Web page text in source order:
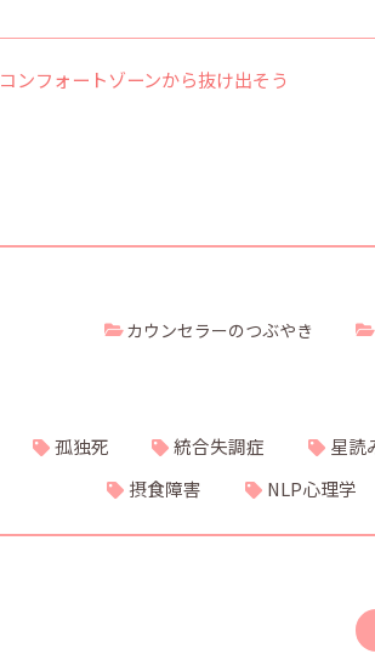
コンフォートゾーンから抜け出そう
カウンセラーのつぶやき
孤独死 統合失調症 星読
摂食障害
NLP心理学